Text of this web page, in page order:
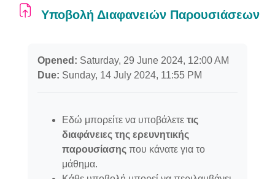
Υποβολή Διαφανειών Παρουσιάσεων
Opened: Saturday, 29 June 2024, 12:00 AM
Due: Sunday, 14 July 2024, 11:55 PM
Εδώ μπορείτε να υποβάλετε τις
διαφάνειες της ερευνητικής
παρουσίασης που κάνατε για το
μάθημα.